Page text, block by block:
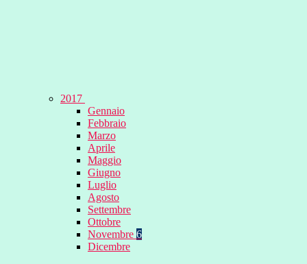
2017
Gennaio
Febbraio
Marzo
Aprile
Maggio
Giugno
Luglio
Agosto
Settembre
Ottobre
Novembre 6
Dicembre